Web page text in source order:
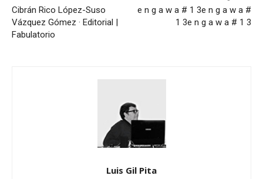
Cibrán Rico López-Suso
Vázquez Gómez · Editorial |
Fabulatorio
e n g a w a # 1 3e n g a w a #
1 3e n g a w a # 1 3
Luis Gil Pita